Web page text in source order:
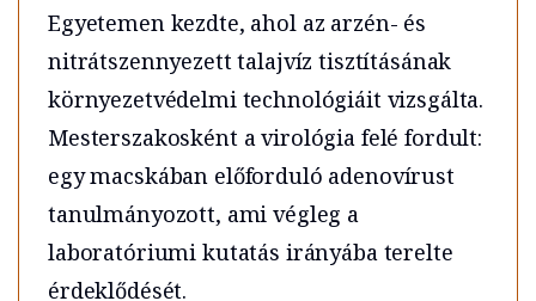
Egyetemen kezdte, ahol az arzén- és
nitrátszennyezett talajvíz tisztításának
környezetvédelmi technológiáit vizsgálta.
Mesterszakosként a virológia felé fordult:
egy macskában előforduló adenovírust
tanulmányozott, ami végleg a
laboratóriumi kutatás irányába terelte
érdeklődését.